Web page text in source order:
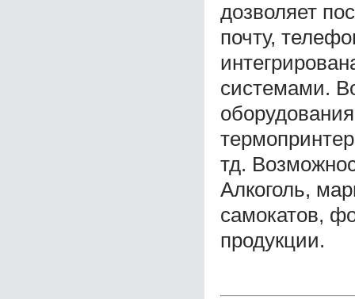
дозволяет
почту,
системами.
тд.
Алкоголь,
самокатов,
продукции.